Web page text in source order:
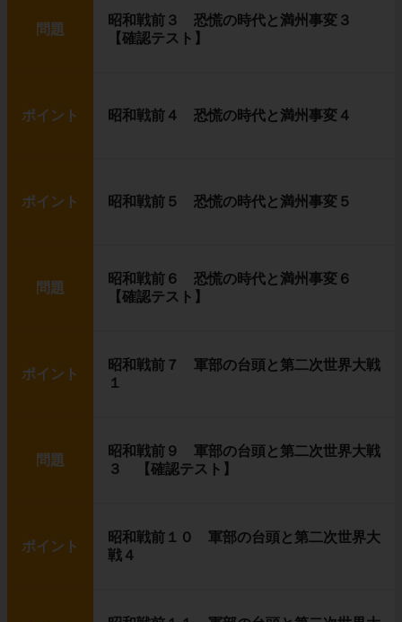
問題
昭和戦前３ 恐慌の時代と満州事変３
【確認テスト】
ポイント 昭和戦前４ 恐慌の時代と満州事変４
ポイント 昭和戦前５ 恐慌の時代と満州事変５
問題
昭和戦前６ 恐慌の時代と満州事変６
【確認テスト】
ポイント
昭和戦前７ 軍部の台頭と第二次世界大戦
１
問題
昭和戦前９ 軍部の台頭と第二次世界大戦
３ 【確認テスト】
ポイント
昭和戦前１０ 軍部の台頭と第二次世界大
戦４